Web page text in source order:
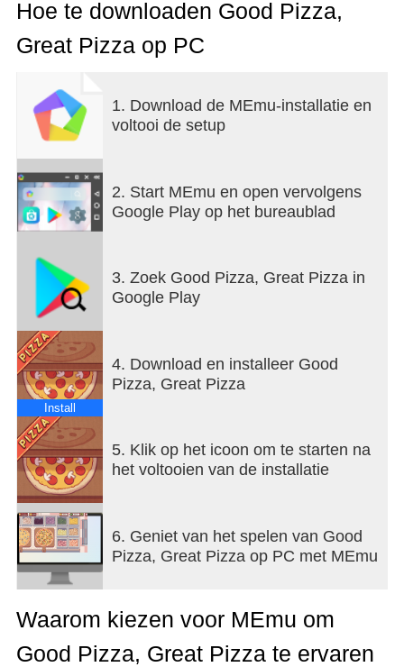
toppings, decor and kitchen equipment to compete
Hoe te downloaden Good Pizza,
Great Pizza op PC
1. Download de MEmu-installatie en
voltooi de setup
2. Start MEmu en open vervolgens
Google Play op het bureaublad
3. Zoek Good Pizza, Great Pizza in
Google Play
Install
4. Download en installeer Good
Pizza, Great Pizza
5. Klik op het icoon om te starten na
het voltooien van de installatie
6. Geniet van het spelen van Good
Pizza, Great Pizza op PC met MEmu
Waarom kiezen voor MEmu om
Good Pizza, Great Pizza te ervaren